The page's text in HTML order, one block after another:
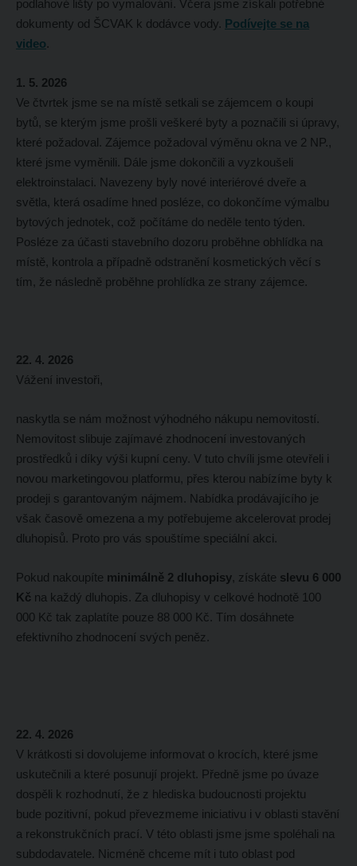
podlahové lišty po vymalování. Včera jsme získali potřebné
dokumenty od ŠCVAK k dodávce vody. Podívejte se na
video.
1. 5. 2026
Ve čtvrtek jsme se na místě setkali se zájemcem o koupi
bytů, se kterým jsme prošli veškeré byty a poznačili si úpravy,
které požadoval. Zájemce požadoval výměnu okna ve 2 NP.,
které jsme vyměnili. Dále jsme dokončili a vyzkoušeli
elektroinstalaci. Navezeny byly nové interiérové dveře a
světla, která osadíme hned posléze, co dokončíme výmalbu
bytových jednotek, což počítáme do neděle tento týden.
Posléze za účasti stavebního dozoru proběhne obhlídka na
místě, kontrola a případně odstranění kosmetických věcí s
tím, že následně proběhne prohlídka ze strany zájemce.
22. 4. 2026
Vážení investoři,
naskytla se nám možnost výhodného nákupu nemovitostí.
Nemovitost slibuje zajímavé zhodnocení investovaných
prostředků i díky výši kupní ceny. V tuto chvíli jsme otevřeli i
novou marketingovou platformu, přes kterou nabízíme byty k
prodeji s garantovaným nájmem. Nabídka prodávajícího je
však časově omezena a my potřebujeme akcelerovat prodej
dluhopisů. Proto pro vás spouštíme speciální akci.
Pokud nakoupíte minimálně 2 dluhopisy, získáte slevu 6 000
Kč na každý dluhopis. Za dluhopisy v celkové hodnotě 100
000 Kč tak zaplatíte pouze 88 000 Kč. Tím dosáhnete
efektivního zhodnocení svých peněz.
22. 4. 2026
V krátkosti si dovolujeme informovat o krocích, které jsme
uskutečnili a které posunují projekt. Předně jsme po úvaze
dospěli k rozhodnutí, že z hlediska budoucnosti projektu
bude pozitivní, pokud převezmeme iniciativu i v oblasti stavění
a rekonstrukčních prací. V této oblasti jsme jsme spoléhali na
subdodavatele. Nicméně chceme mít i tuto oblast pod